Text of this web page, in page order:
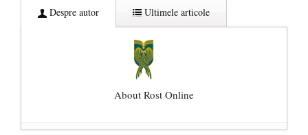
Despre autor Ultimele articole
About Rost Online